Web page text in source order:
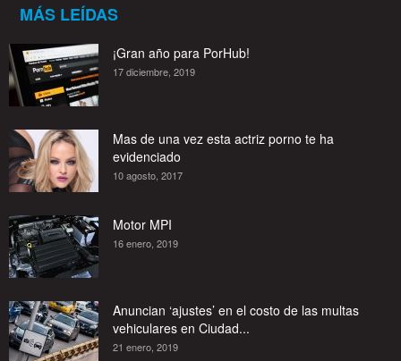
MÁS LEÍDAS
¡Gran año para PorHub!
17 diciembre, 2019
Mas de una vez esta actriz porno te ha
evidenciado
10 agosto, 2017
Motor MPI
16 enero, 2019
Anuncian ‘ajustes’ en el costo de las multas
vehiculares en Ciudad...
21 enero, 2019